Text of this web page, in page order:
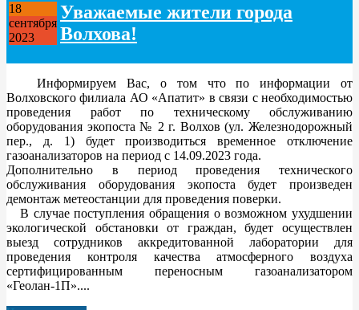
18
сентября
2023
Уважаемые жители города
Волхова!
Информируем Вас, о том что по информации от
Волховского филиала АО «Апатит» в связи с необходимостью
проведения работ по техническому обслуживанию
оборудования экопоста № 2 г. Волхов (ул. Железнодорожный
пер., д. 1) будет производиться временное отключение
газоанализаторов на период с 14.09.2023 года.
Дополнительно в период проведения технического
обслуживания оборудования экопоста будет произведен
демонтаж метеостанции для проведения поверки.
В случае поступления обращения о возможном ухудшении
экологической обстановки от граждан, будет осуществлен
выезд сотрудников аккредитованной лаборатории для
проведения контроля качества атмосферного воздуха
сертифицированным переносным газоанализатором
«Геолан-1П»....